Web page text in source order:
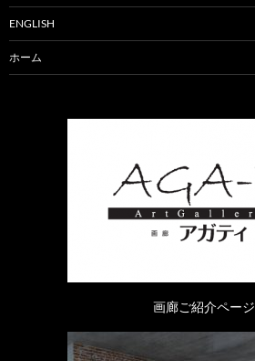
ENGLISH
ホーム
画廊ご紹介ページ